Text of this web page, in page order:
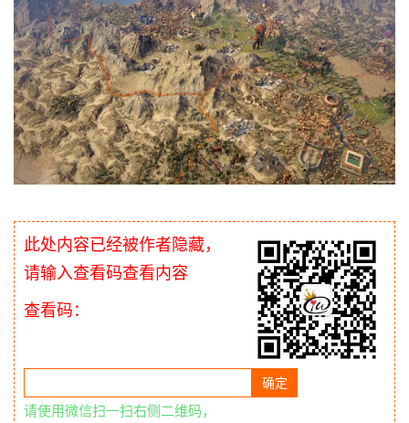
此处内容已经被作者隐藏，
请输入查看码查看内容
查看码：
请使用微信扫一扫右侧二维码，